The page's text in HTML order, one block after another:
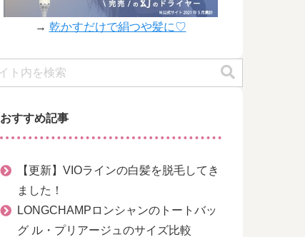
→ 乾かすだけで絹つや髪に♡
おすすめ記事
【更新】VIOラインの白髪を脱毛してき
ました！
LONGCHAMPロンシャンのトートバッ
グ ル・プリアージュのサイズ比較